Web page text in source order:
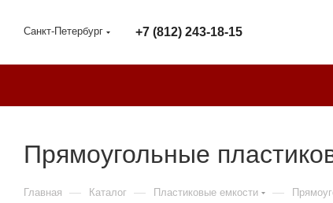
Санкт-Петербург +7 (812) 243-18-15
Прямоугольные
Главная — Каталог — Пластиковые емкости —